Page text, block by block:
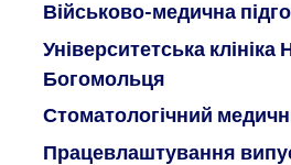
Військово-медична
Університетська
Богомольця
Стоматологічний
Працевлаштування